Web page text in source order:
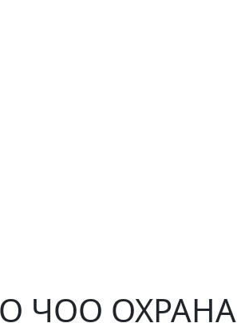
ЧОО ОХРАНА